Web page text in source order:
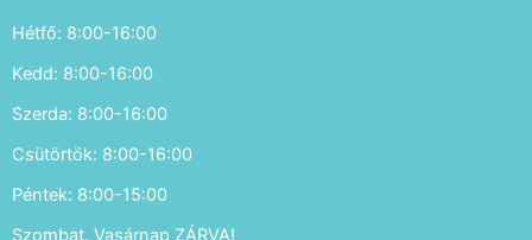
Hétfő: 8:00-16:00
Kedd: 8:00-16:00
Szerda: 8:00-16:00
Csütörtök: 8:00-16:00
Péntek: 8:00-15:00
Szombat, Vasárnap ZÁRVA!